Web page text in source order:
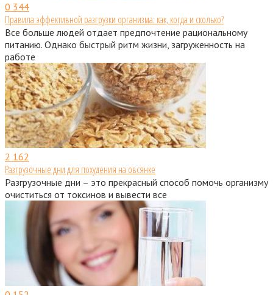
0 344
Правила эффективной разгрузки организма: как, когда и сколько?
Все больше людей отдает предпочтение рациональному
питанию. Однако быстрый ритм жизни, загруженность на
работе
2 162
Разгрузочные дни для похудения на овсянке
Разгрузочные дни – это прекрасный способ помочь организму
очиститься от токсинов и вывести все